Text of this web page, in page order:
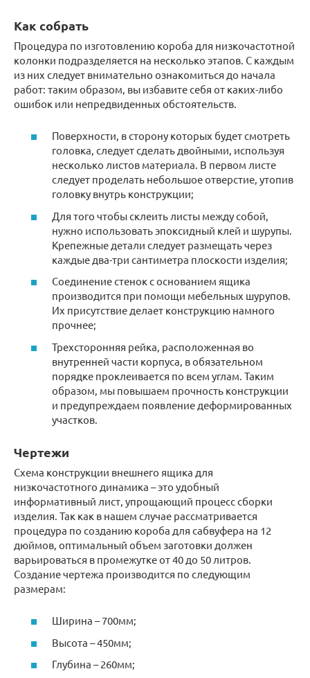
Как собрать
Процедура по изготовлению короба для низкочастотной
колонки подразделяется на несколько этапов. С каждым
из них следует внимательно ознакомиться до начала
работ: таким образом, вы избавите себя от каких-либо
ошибок или непредвиденных обстоятельств.
Поверхности, в сторону которых будет смотреть
головка, следует сделать двойными, используя
несколько листов материала. В первом листе
следует проделать небольшое отверстие, утопив
головку внутрь конструкции;
Для того чтобы склеить листы между собой,
нужно использовать эпоксидный клей и шурупы.
Крепежные детали следует размещать через
каждые два-три сантиметра плоскости изделия;
Соединение стенок с основанием ящика
производится при помощи мебельных шурупов.
Их присутствие делает конструкцию намного
прочнее;
Трехсторонняя рейка, расположенная во
внутренней части корпуса, в обязательном
порядке проклеивается по всем углам. Таким
образом, мы повышаем прочность конструкции
и предупреждаем появление деформированных
участков.
Чертежи
Схема конструкции внешнего ящика для
низкочастотного динамика – это удобный
информативный лист, упрощающий процесс сборки
изделия. Так как в нашем случае рассматривается
процедура по созданию короба для сабвуфера на 12
дюймов, оптимальный объем заготовки должен
варьироваться в промежутке от 40 до 50 литров.
Создание чертежа производится по следующим
размерам:
Ширина – 700мм;
Высота – 450мм;
Глубина – 260мм;